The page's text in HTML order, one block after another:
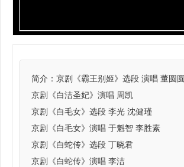
简介： 京剧《霸王别姬》选段 演唱 董圆圆
京剧《白洁圣妃》演唱 周凯
京剧《白毛女》选段 李光 沈健瑾
京剧《白毛女》演唱 于魁智 李胜素
京剧《白蛇传》选段 丁晓君
京剧《白蛇传》演唱 李洁